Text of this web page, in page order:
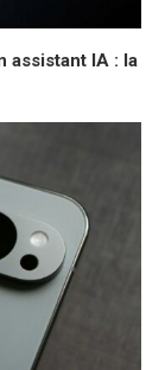
assistant IA : la